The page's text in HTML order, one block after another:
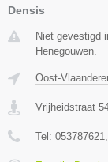
Densis
Niet gevestigd
Henegouwen.
Oost-
Vrijheidstraat
Tel: 053787621